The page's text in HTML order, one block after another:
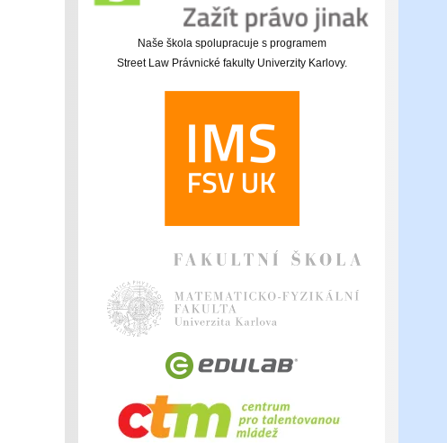
Naše škola spolupracuje s programem
Street Law Právnické fakulty Univerzity Karlovy.